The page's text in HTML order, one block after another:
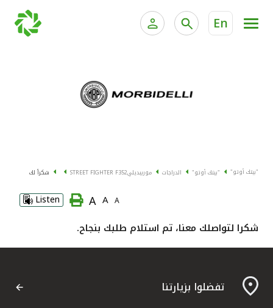
En
الخدمات المصرفية الإلكترونية للشركات
مواقع الفروع وأجهزة الصرف الآلي
"بيتك أوتو" "بيتك أوتو" الدراجات موربيديليSTREET FIGHTER F352 شكراً لك
A
A
A
Listen
شكرا لتواصلك معنا، تم استلام طلبك بنجاح.
تفضلوا بزيارتنا